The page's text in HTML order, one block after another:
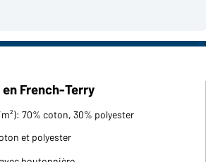
French-Terry
70% coton, 30% polyester
et polyester